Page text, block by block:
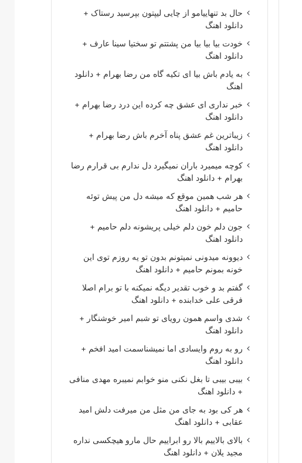
حال بد تنهاییامو از چایی لیپتون بپرسید رستاک +
دانلود اهنگ
خودت بیا بیا بیا من پشتتم تو سختیا سینا عارف +
دانلود اهنگ
به یادم باش بیا ای تکیه گاه من رضا بهرام + دانلود
اهنگ
خبر نداری ای عشق چه کرده این درد رضا بهرام +
دانلود اهنگ
زیباترین غم عشق پناه آخرم باش رضا بهرام +
دانلود اهنگ
کوچه میمیرد باران نمیگیرد دل ندارم بی قرارم رضا
بهرام + دانلود اهنگ
هر شب همین موقع که میشه دل من پیش توئه
حامیم + دانلود اهنگ
جون دلم خون دلم خیلی پریشونه دلم حامیم +
دانلود اهنگ
دیوونه میدونی نمیتونم بدون تو یه روزم توی این
خونه بمونم حامیم + دانلود اهنگ
گفتم بد و خوب تقدیر دیگه نمیکنه با تو برام اصلا
فرقی علی خدابنده + دانلود اهنگ
شدی واسم همون رویای تو شبم امیر خوشنگار +
دانلود اهنگ
رو به روم وایسادی اما نمیشناسمت امید افخم +
دانلود اهنگ
بیبی بیبی تا بغل نکنی منو خوابم نمیبره مهدی منافی
+ دانلود اهنگ
هر کی بود به جای من مثل من میرفت دلش امید
عقابی + دانلود اهنگ
بالای بالاییم بالا رو ابراییم حال مارو هیچکسی نداره
مجید یلان + دانلود اهنگ